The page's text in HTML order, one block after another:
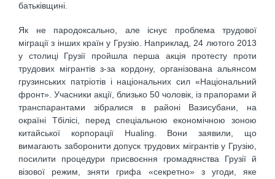
батьківщині.
Як не пародоксально, але існує проблема трудової
міграції з інших країн у Грузію. Наприклад, 24 лютого 2013
у столиці Грузії пройшла перша акція протесту проти
трудових мігрантів з-за кордону, організована альянсом
грузинських патріотів і національних сил «Національний
фронт». Учасники акції, близько 50 чоловік, із прапорами й
транспарантами зібралися в районі Вазисубани, на
окраїні Тбілісі, перед спеціальною економічною зоною
китайської корпорації Hualіng. Вони заявили, що
вимагають заборонити допуск трудових мігрантів у Грузію,
посилити процедури присвоєння громадянства Грузії й
візової режим, зняти грифа «секретно» з угоди, яке